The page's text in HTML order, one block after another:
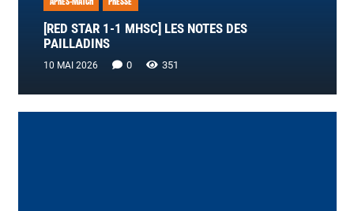
[RED STAR 1-1 MHSC] LES NOTES DES
PAILLADINS
10 MAI 2026 0 351